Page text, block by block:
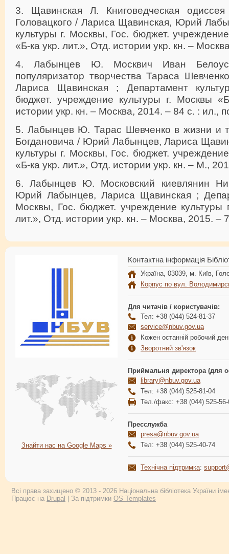
3. Щавинская Л. Книговедческая
Головацкого / Лариса Щавинская, Юрий
культуры г. Москвы, Гос. бюджет.
«Б-ка укр. лит.», Отд. истории укр. кн. –
4. Лабынцев Ю. Москвич Иван
популяризатор творчества Тараса
Лариса Щавинская ; Департамент
бюджет. учреждение культуры г. Москвы
истории укр. кн. – Москва, 2014. – 84 с. : ил.,
5. Лабынцев Ю. Тарас Шевченко в жизни и
Богдановича / Юрий Лабынцев, Лариса
культуры г. Москвы, Гос. бюджет.
«Б-ка укр. лит.», Отд. истории укр. кн. – М.,
6. Лабынцев Ю. Московский киевлянин
Юрий Лабынцев, Лариса Щавинская ;
Москвы, Гос. бюджет. учреждение культуры
лит.», Отд. истории укр. кн. – Москва, 2015. –
Знайти нас на Google Maps »
Контактна інформація
Україна, 03039, м. Київ,
Корпус по вул.
Для читачів / користувачів:
Тел: +38 (044) 524-81-37
service@nbuv.gov.ua
Кожен останній робочий
Зворотний зв'язок
Приймальня директора (для
library@nbuv.gov.ua
Тел: +38 (044) 525-81-04
Тел./факс: +38 (044) 525-56-
Пресслужба
presa@nbuv.gov.ua
Тел: +38 (044) 525-40-74
Технічна підтримка:
Всі права захищено © 2013 - 2026 Національна бібліотека України
Працює на Drupal | За підтримки OS Templates